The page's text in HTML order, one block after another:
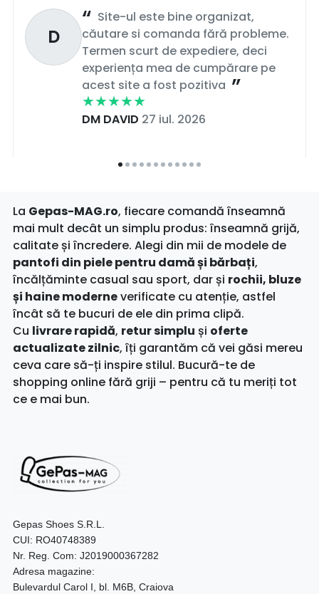
D
Site-ul este bine organizat,
căutare si comanda fără probleme.
Termen scurt de expediere, deci
experiența mea de cumpărare pe
acest site a fost pozitiva
DM DAVID 27 iul. 2026
La Gepas-MAG.ro, fiecare comandă înseamnă
mai mult decât un simplu produs: înseamnă grijă,
calitate și încredere. Alegi din mii de modele de
pantofi din piele pentru damă și bărbați,
încălțăminte casual sau sport, dar și rochii, bluze
și haine moderneverificate cu atenție, astfel
încât să te bucuri de ele din prima clipă.
Cu livrare rapidă, retur simplu și oferte
actualizate zilnic, îți garantăm că vei găsi mereu
ceva care să-ți inspire stilul. Bucură-te de
shopping online fără griji – pentru că tu meriți tot
ce e mai bun.
Gepas Shoes S.R.L.
CUI: RO40748389
Nr. Reg. Com: J2019000367282
Adresa magazine:
Bulevardul Carol I, bl. M6B, Craiova